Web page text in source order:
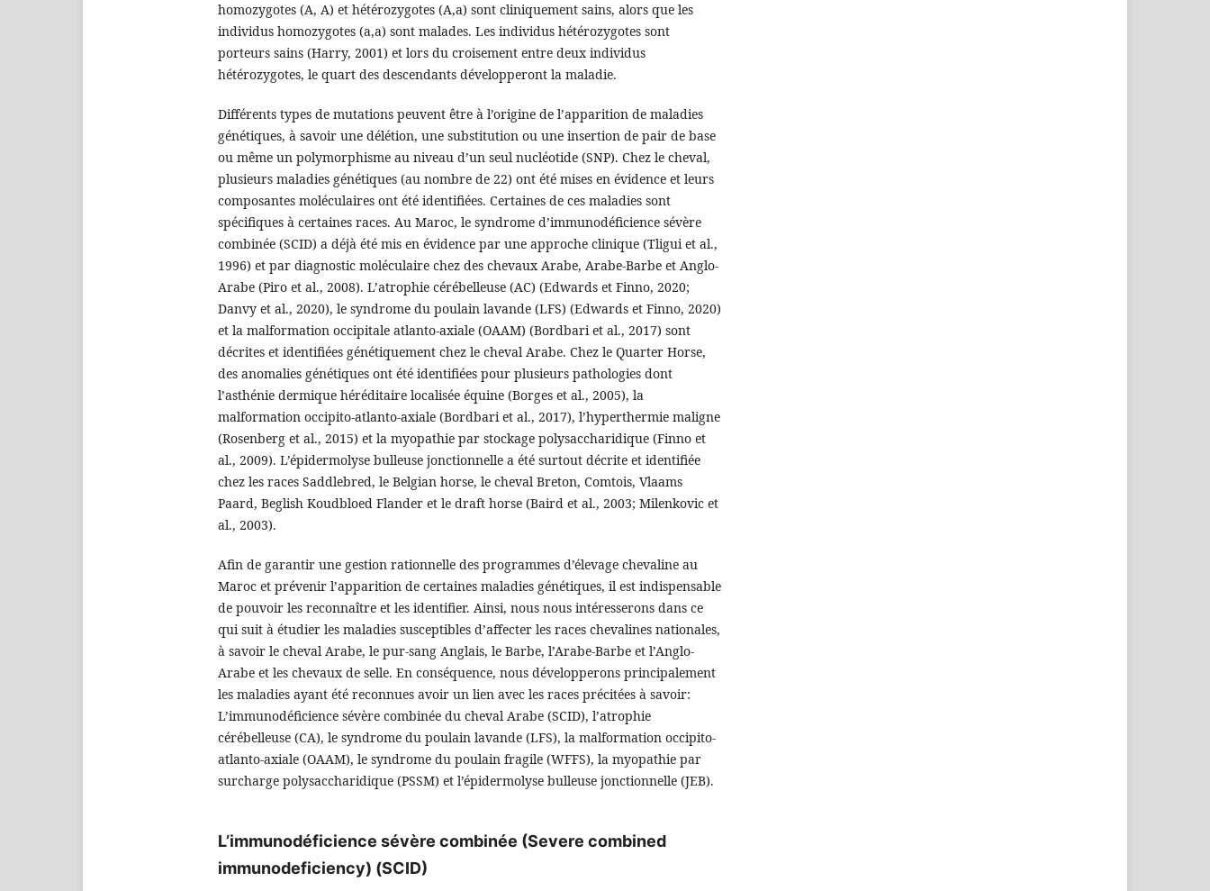
homozygotes (A, A) et hétérozygotes (A,a) sont cliniquement sains, alors que les
individus homozygotes (a,a) sont malades. Les individus hétérozygotes sont
porteurs sains (Harry, 2001) et lors du croisement entre deux individus
hétérozygotes, le quart des descendants développeront la maladie.
Différents types de mutations peuvent être à l’origine de l’apparition de maladies
génétiques, à savoir une délétion, une substitution ou une insertion de pair de base
ou même un polymorphisme au niveau d’un seul nucléotide (SNP). Chez le cheval,
plusieurs maladies génétiques (au nombre de 22) ont été mises en évidence et leurs
composantes moléculaires ont été identifiées. Certaines de ces maladies sont
spécifiques à certaines races. Au Maroc, le syndrome d’immunodéficience sévère
combinée (SCID) a déjà été mis en évidence par une approche clinique (Tligui et al.,
1996) et par diagnostic moléculaire chez des chevaux Arabe, Arabe-Barbe et Anglo-
Arabe (Piro et al., 2008). L’atrophie cérébelleuse (AC) (Edwards et Finno, 2020;
Danvy et al., 2020), le syndrome du poulain lavande (LFS) (Edwards et Finno, 2020)
et la malformation occipitale atlanto-axiale (OAAM) (Bordbari et al., 2017) sont
décrites et identifiées génétiquement chez le cheval Arabe. Chez le Quarter Horse,
des anomalies génétiques ont été identifiées pour plusieurs pathologies dont
l’asthénie dermique héréditaire localisée équine (Borges et al., 2005), la
malformation occipito-atlanto-axiale (Bordbari et al., 2017), l’hyperthermie maligne
(Rosenberg et al., 2015) et la myopathie par stockage polysaccharidique (Finno et
al., 2009). L’épidermolyse bulleuse jonctionnelle a été surtout décrite et identifiée
chez les races Saddlebred, le Belgian horse, le cheval Breton, Comtois, Vlaams
Paard, Beglish Koudbloed Flander et le draft horse (Baird et al., 2003; Milenkovic et
al., 2003).
Afin de garantir une gestion rationnelle des programmes d’élevage chevaline au
Maroc et prévenir l’apparition de certaines maladies génétiques, il est indispensable
de pouvoir les reconnaître et les identifier. Ainsi, nous nous intéresserons dans ce
qui suit à étudier les maladies susceptibles d’affecter les races chevalines nationales,
à savoir le cheval Arabe, le pur-sang Anglais, le Barbe, l’Arabe-Barbe et l’Anglo-
Arabe et les chevaux de selle. En conséquence, nous développerons principalement
les maladies ayant été reconnues avoir un lien avec les races précitées à savoir:
L’immunodéficience sévère combinée du cheval Arabe (SCID), l’atrophie
cérébelleuse (CA), le syndrome du poulain lavande (LFS), la malformation occipito-
atlanto-axiale (OAAM), le syndrome du poulain fragile (WFFS), la myopathie par
surcharge polysaccharidique (PSSM) et l’épidermolyse bulleuse jonctionnelle (JEB).
L’immunodéficience sévère combinée (Severe combined
immunodeficiency) (SCID)